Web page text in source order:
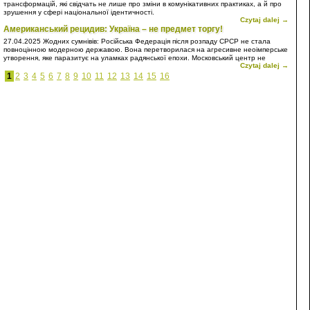
трансформацій, які свідчать не лише про зміни в комунікативних практиках, а й про
зрушення у сфері національної ідентичності.
Czytaj dalej →
Американський рецидив: Україна – не предмет торгу!
27.04.2025 Жодних сумнівів: Російська Федерація після розпаду СРСР не стала
повноцінною модерною державою. Вона перетворилася на агресивне неоімперське
утворення, яке паразитує на уламках радянської епохи. Московський центр не
просто відмовився інтегруватися у світову спільноту на засадах рівноправного
партнерства, він обрав шлях домінування, підкорення та експансії. Власне, Росія є
типовою неоколонією – лише з тією відмінністю, що вона прагне сама бути
Czytaj dalej →
1 2 3 4 5 6 7 8 9 10 11 12 13 14 15 16